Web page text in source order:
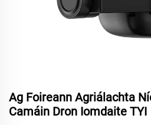
Ag Foireann Agriálachta
Camáin Dron Iomdaite TYI